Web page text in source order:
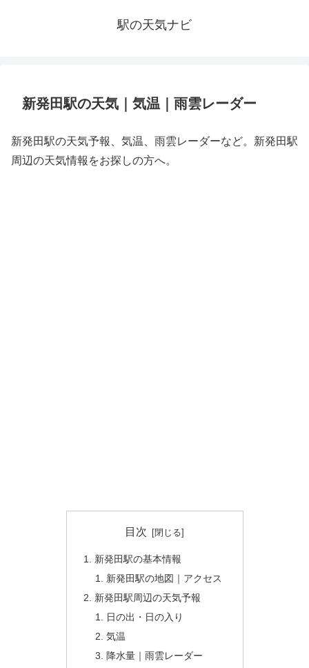
駅の天気ナビ
新発田駅の天気｜気温｜雨雲レーダー
新発田駅の天気予報、気温、雨雲レーダーなど。新発田駅
周辺の天気情報をお探しの方へ。
目次
新発田駅の基本情報
新発田駅の地図｜アクセス
新発田駅周辺の天気予報
日の出・日の入り
気温
降水量｜雨雲レーダー